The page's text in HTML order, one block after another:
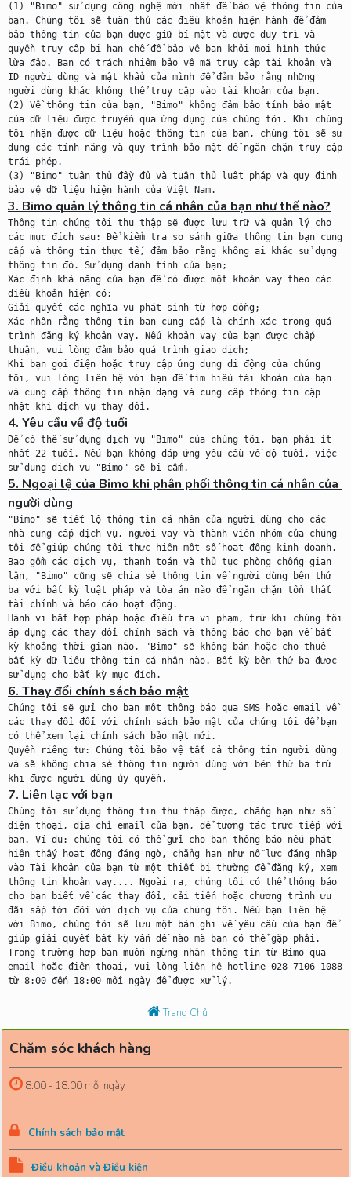
(1) "Bimo" sử dụng công nghệ mới nhất để bảo vệ thông tin của
bạn. Chúng tôi sẽ tuân thủ các điều khoản hiện hành để đảm
bảo thông tin của bạn được giữ bí mật và được duy trì và
quyền truy cập bị hạn chế để bảo vệ bạn khỏi mọi hình thức
lừa đảo. Bạn có trách nhiệm bảo vệ mã truy cập tài khoản và
ID người dùng và mật khẩu của mình để đảm bảo rằng những
người dùng khác không thể truy cập vào tài khoản của bạn.
(2) Về thông tin của bạn, "Bimo" không đảm bảo tính bảo mật
của dữ liệu được truyền qua ứng dụng của chúng tôi. Khi chúng
tôi nhận được dữ liệu hoặc thông tin của bạn, chúng tôi sẽ sử
dụng các tính năng và quy trình bảo mật để ngăn chặn truy cập
trái phép.
(3) "Bimo" tuân thủ đầy đủ và tuân thủ luật pháp và quy định
3. Bimo quản lý thông tin cá nhân của bạn như thế nào?
Thông tin chúng tôi thu thập sẽ được lưu trữ và quản lý cho
các mục đích sau: Để kiểm tra so sánh giữa thông tin bạn cung
cấp và thông tin thực tế, đảm bảo rằng không ai khác sử dụng
thông tin đó. Sử dụng danh tính của bạn;
Xác định khả năng của bạn để có được một khoản vay theo các
điều khoản hiện có;
Giải quyết các nghĩa vụ phát sinh từ hợp đồng;
Xác nhận rằng thông tin bạn cung cấp là chính xác trong quá
trình đăng ký khoản vay. Nếu khoản vay của bạn được chấp
thuận, vui lòng đảm bảo quá trình giao dịch;
Khi bạn gọi điện hoặc truy cập ứng dụng di động của chúng
tôi, vui lòng liên hệ với bạn để tìm hiểu tài khoản của bạn
và cung cấp thông tin nhận dạng và cung cấp thông tin cập
4. Yêu cầu về độ tuổi
Để có thể sử dụng dịch vụ "Bimo" của chúng tôi, bạn phải ít
nhất 22 tuổi. Nếu bạn không đáp ứng yêu cầu về độ tuổi, việc
5. Ngoại lệ của Bimo khi phân phối thông tin cá nhân của
người dùng
"Bimo" sẽ tiết lộ thông tin cá nhân của người dùng cho các
nhà cung cấp dịch vụ, người vay và thành viên nhóm của chúng
tôi để giúp chúng tôi thực hiện một số hoạt động kinh doanh.
Bao gồm các dịch vụ, thanh toán và thủ tục phòng chống gian
lận, "Bimo" cũng sẽ chia sẻ thông tin về người dùng bên thứ
ba với bất kỳ luật pháp và tòa án nào để ngăn chặn tổn thất
tài chính và báo cáo hoạt động.
Hành vi bất hợp pháp hoặc điều tra vi phạm, trừ khi chúng tôi
áp dụng các thay đổi chính sách và thông báo cho bạn về bất
kỳ khoảng thời gian nào, "Bimo" sẽ không bán hoặc cho thuê
bất kỳ dữ liệu thông tin cá nhân nào. Bất kỳ bên thứ ba được
6. Thay đổi chính sách bảo mật
Chúng tôi sẽ gửi cho bạn một thông báo qua SMS hoặc email về
các thay đổi đối với chính sách bảo mật của chúng tôi để bạn
có thể xem lại chính sách bảo mật mới.
Quyền riêng tư: Chúng tôi bảo vệ tất cả thông tin người dùng
và sẽ không chia sẻ thông tin người dùng với bên thứ ba trừ
7. Liên lạc với bạn
Chúng tôi sử dụng thông tin thu thập được, chẳng hạn như số
điện thoại, địa chỉ email của bạn, để tương tác trực tiếp với
bạn. Ví dụ: chúng tôi có thể gửi cho bạn thông báo nếu phát
hiện thấy hoạt động đáng ngờ, chẳng hạn như nỗ lực đăng nhập
vào Tài khoản của bạn từ một thiết bị thường để đăng ký, xem
thông tin khoản vay.... Ngoài ra, chúng tôi có thể thông báo
cho bạn biết về các thay đổi, cải tiến hoặc chương trình ưu
đãi sắp tới đối với dịch vụ của chúng tôi. Nếu bạn liên hệ
với Bimo, chúng tôi sẽ lưu một bản ghi về yêu cầu của bạn để
giúp giải quyết bất kỳ vấn đề nào mà bạn có thể gặp phải.
Trong trường hợp bạn muốn ngừng nhận thông tin từ Bimo qua
email hoặc điện thoại, vui lòng liên hệ hotline 028 7106 1088
Trang Chủ
Chăm sóc khách hàng
8:00 - 18:00 mỗi ngày
Chính sách bảo mật
Điều khoản và Điều kiện